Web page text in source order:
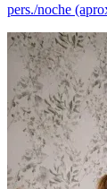
pers./noche